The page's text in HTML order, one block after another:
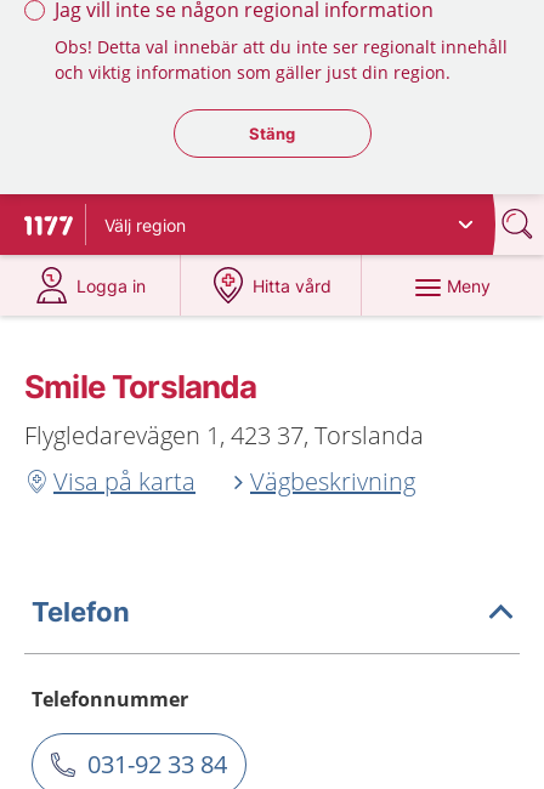
Jag vill inte se någon regional information
Obs! Detta val innebär att du inte ser regionalt innehåll
och viktig information som gäller just din region.
Stäng regionsväljaren
Stäng
Till startsidan för 1177
Välj region
Logga in
på 1177.se
Hitta vård
på 1177.se
Meny
Smile Torslanda
Flygledarevägen 1, 423 37, Torslanda
Visa på karta
Vägbeskrivning
Telefon
Telefonnummer
031-92 33 84